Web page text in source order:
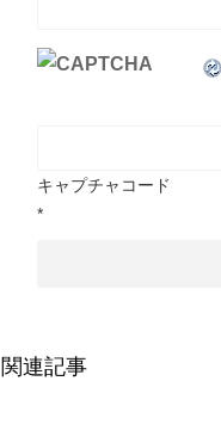
キャプチャコード
*
関連記事